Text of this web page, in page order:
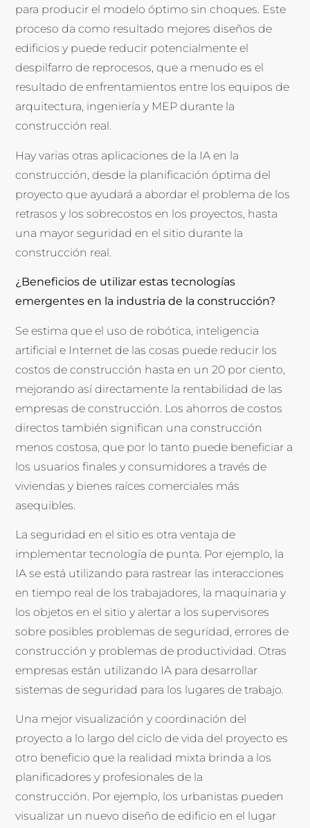
para producir el modelo óptimo sin choques. Este
proceso da como resultado mejores diseños de
edificios y puede reducir potencialmente el
despilfarro de reprocesos, que a menudo es el
resultado de enfrentamientos entre los equipos de
arquitectura, ingeniería y MEP durante la
construcción real.
Hay varias otras aplicaciones de la IA en la
construcción, desde la planificación óptima del
proyecto que ayudará a abordar el problema de los
retrasos y los sobrecostos en los proyectos, hasta
una mayor seguridad en el sitio durante la
construcción real.
¿Beneficios de utilizar estas tecnologías
emergentes en la industria de la construcción?
Se estima que el uso de robótica, inteligencia
artificial e Internet de las cosas puede reducir los
costos de construcción hasta en un 20 por ciento,
mejorando así directamente la rentabilidad de las
empresas de construcción. Los ahorros de costos
directos también significan una construcción
menos costosa, que por lo tanto puede beneficiar a
los usuarios finales y consumidores a través de
viviendas y bienes raíces comerciales más
asequibles.
La seguridad en el sitio es otra ventaja de
implementar tecnología de punta. Por ejemplo, la
IA se está utilizando para rastrear las interacciones
en tiempo real de los trabajadores, la maquinaria y
los objetos en el sitio y alertar a los supervisores
sobre posibles problemas de seguridad, errores de
construcción y problemas de productividad. Otras
empresas están utilizando IA para desarrollar
sistemas de seguridad para los lugares de trabajo.
Una mejor visualización y coordinación del
proyecto a lo largo del ciclo de vida del proyecto es
otro beneficio que la realidad mixta brinda a los
planificadores y profesionales de la
construcción. Por ejemplo, los urbanistas pueden
visualizar un nuevo diseño de edificio en el lugar